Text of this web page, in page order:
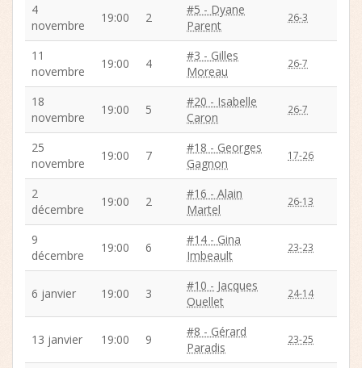
4
novembre
19:00 2
#5 - Dyane
Parent
26-3
11
novembre
19:00 4
#3 - Gilles
Moreau
26-7
18
novembre
19:00 5
#20 - Isabelle
Caron
26-7
25
novembre
19:00 7
#18 - Georges
Gagnon
17-26
2
décembre
19:00 2
#16 - Alain
Martel
26-13
9
décembre
19:00 6
#14 - Gina
Imbeault
23-23
6 janvier 19:00 3
#10 - Jacques
Ouellet
24-14
13 janvier 19:00 9
#8 - Gérard
Paradis
23-25